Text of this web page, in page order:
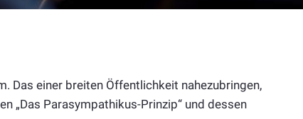
Das einer breiten Öffentlichkeit nahezubringen,
„Das Parasympathikus-Prinzip“ und dessen